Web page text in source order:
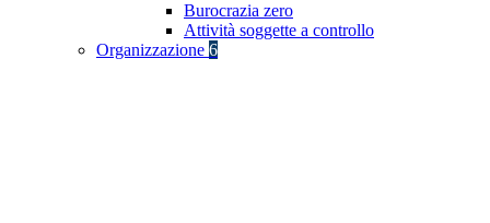
Burocrazia zero
Attività soggette a controllo
Organizzazione 6